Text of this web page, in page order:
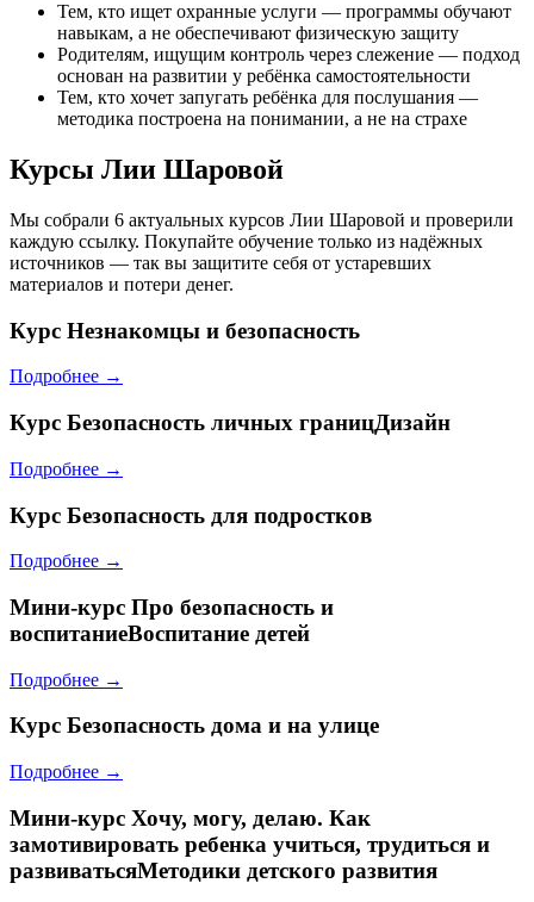
Тем, кто ищет охранные услуги — программы обучают
навыкам, а не обеспечивают физическую защиту
Родителям, ищущим контроль через слежение — подход
основан на развитии у ребёнка самостоятельности
Тем, кто хочет запугать ребёнка для послушания —
методика построена на понимании, а не на страхе
Курсы Лии Шаровой
Мы собрали 6 актуальных курсов Лии Шаровой и проверили
каждую ссылку. Покупайте обучение только из надёжных
источников — так вы защитите себя от устаревших
материалов и потери денег.
Курс Незнакомцы и безопасность
Подробнее →
Курс Безопасность личных границДизайн
Подробнее →
Курс Безопасность для подростков
Подробнее →
Мини-курс Про безопасность и
воспитаниеВоспитание детей
Подробнее →
Курс Безопасность дома и на улице
Подробнее →
Мини-курс Хочу, могу, делаю. Как
замотивировать ребенка учиться, трудиться и
развиватьсяМетодики детского развития